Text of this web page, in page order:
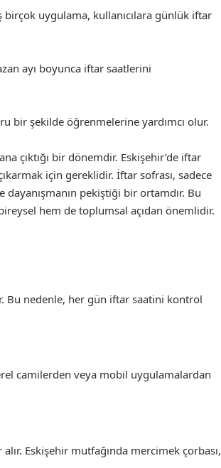
uygulama, kullanıcılara günlük iftar
ayı boyunca iftar saatlerini
bir şekilde öğrenmelerine yardımcı olur.
çıktığı bir dönemdir. Eskişehir’de iftar
için gereklidir. İftar sofrası, sadece
dayanışmanın pekiştiği bir ortamdır. Bu
hem de toplumsal açıdan önemlidir.
Bu nedenle, her gün iftar saatini kontrol
camilerden veya mobil uygulamalardan
Eskişehir mutfağında mercimek çorbası,